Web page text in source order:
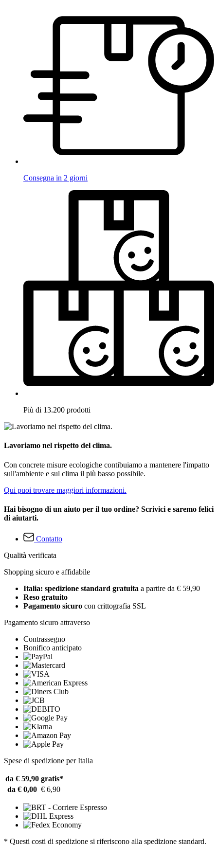
Consegna in 2 giorni
Più di 13.200 prodotti
Lavoriamo nel rispetto del clima.
Con concrete misure ecologiche contibuiamo a mantenere l'impatto
sull'ambiente e sul clima il più basso possibile.
Qui puoi trovare maggiori informazioni.
Hai bisogno di un aiuto per il tuo ordine? Scrivici e saremo felici
di aiutarti.
Contatto
Qualità verificata
Shopping sicuro e affidabile
Italia: spedizione standard gratuita a partire da € 59,90
Reso gratuito
Pagamento sicuro con crittografia SSL
Pagamento sicuro attraverso
Contrassegno
Bonifico anticipato
Spese di spedizione per Italia
da € 59,90 gratis*
da € 0,00 € 6,90
* Questi costi di spedizione si riferiscono alla spedizione standard.